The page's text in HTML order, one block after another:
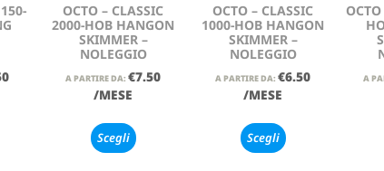
OCTO – CLASSIC
2000-HOB HANGON
SKIMMER –
NOLEGGIO
A PARTIRE DA: €7.50
/MESE
Scegli
OCTO – CLASSIC
1000-HOB HANGON
SKIMMER –
NOLEGGIO
A PARTIRE DA: €6.50
/MESE
Scegli
A